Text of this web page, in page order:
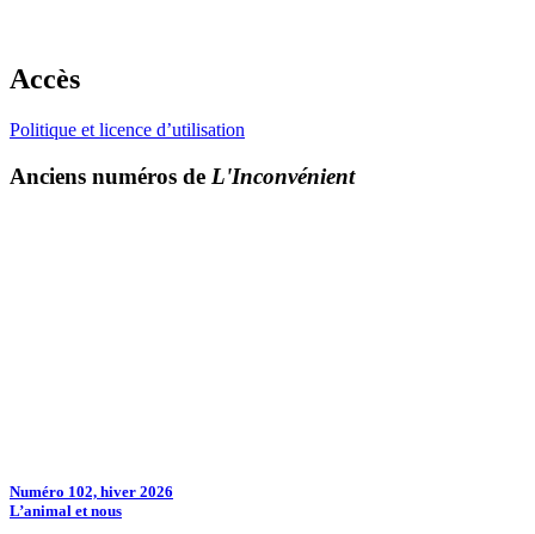
Accès
Politique et licence d’utilisation
Anciens numéros de L'Inconvénient
Numéro 102, hiver 2026
L’animal et nous